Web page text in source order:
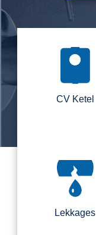
CV Ketel
Lekkages